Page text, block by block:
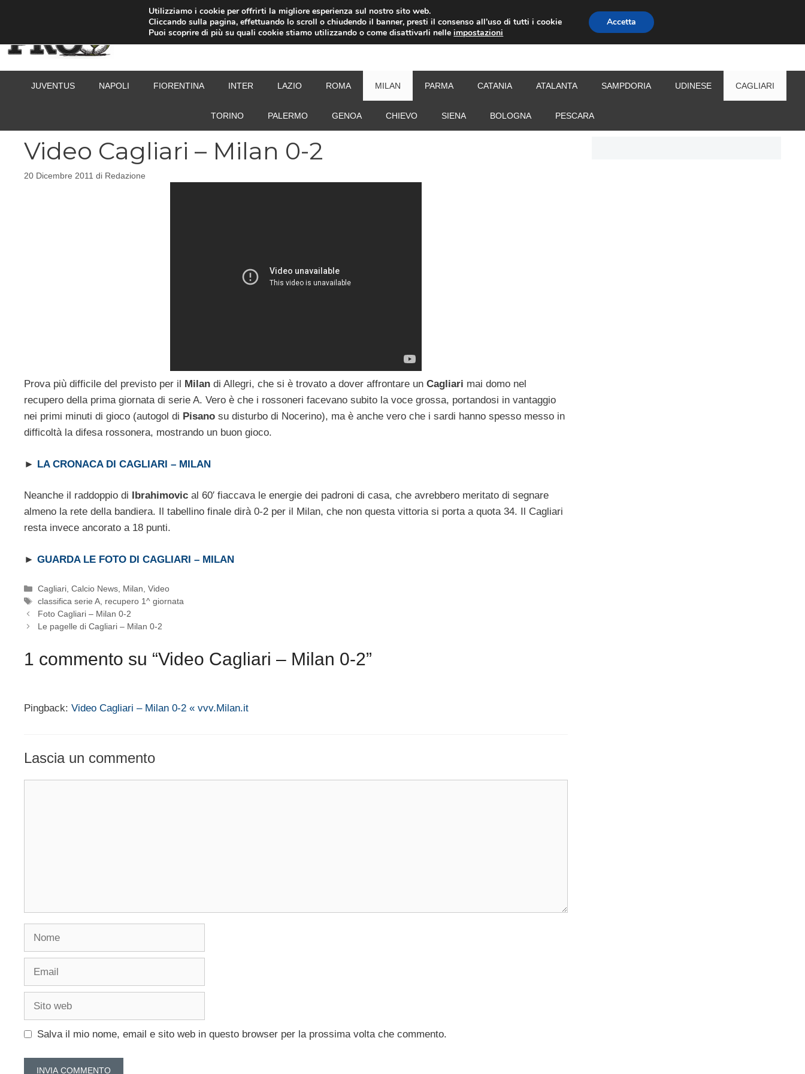
CALCIOMERCATO
JUVENTUS NAPOLI FIORENTINA INTER LAZIO ROMA MILAN PARMA CATANIA ATALANTA SAMPDORIA UDINESE CAGLIARI
TORINO PALERMO GENOA CHIEVO SIENA BOLOGNA PESCARA
Video Cagliari – Milan 0-2
20 Dicembre 2011 di Redazione
Prova più difficile del previsto per il Milan di Allegri, che si è trovato a dover affrontare un Cagliari mai domo nel
recupero della prima giornata di serie A. Vero è che i rossoneri facevano subito la voce grossa, portandosi in vantaggio
nei primi minuti di gioco (autogol di Pisano su disturbo di Nocerino), ma è anche vero che i sardi hanno spesso messo in
difficoltà la difesa rossonera, mostrando un buon gioco.
► LA CRONACA DI CAGLIARI – MILAN
Neanche il raddoppio di Ibrahimovic al 60′ fiaccava le energie dei padroni di casa, che avrebbero meritato di segnare
almeno la rete della bandiera. Il tabellino finale dirà 0-2 per il Milan, che non questa vittoria si porta a quota 34. Il Cagliari
resta invece ancorato a 18 punti.
► GUARDA LE FOTO DI CAGLIARI – MILAN
Categorie
Cagliari,Calcio News, Milan,Video
Tag
classifica serie A, recupero 1^ giornata
Foto Cagliari – Milan 0-2
Le pagelle di Cagliari – Milan 0-2
1 commento su “Video Cagliari – Milan 0-2”
Pingback: Video Cagliari – Milan 0-2 « vvv.Milan.it
Lascia un commento
Nome
Email
Sito
Salva il mio nome, email e sito web in questo browser per la prossima volta che commento.
Utilizziamo i cookie per offrirti la migliore esperienza sul nostro sito web.
Cliccando sulla pagina, effettuando lo scroll o chiudendo il banner, presti il consenso all’uso di tutti i cookie
Puoi scoprire di più su quali cookie stiamo utilizzando o come disattivarli nelleimpostazioni
Accetta